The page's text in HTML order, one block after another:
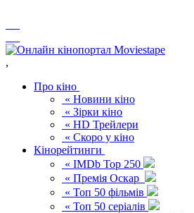
,
Про кіно
« Новини кіно
« Зірки кіно
« HD Трейлери
« Скоро у кіно
Кінорейтинги
« IMDb Top 250
« Премія Оскар
« Топ 50 фільмів
« Топ 50 серіалів